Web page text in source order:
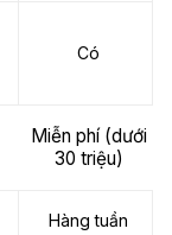
Có
Miễn phí (dưới
30 triệu)
Hàng tuần